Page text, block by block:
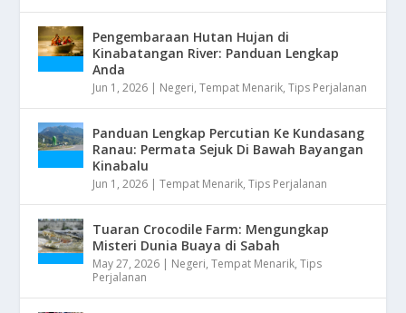
Pengembaraan Hutan Hujan di
Kinabatangan River: Panduan Lengkap
Anda
Jun 1, 2026 | Negeri,Tempat Menarik,Tips Perjalanan
Panduan Lengkap Percutian Ke Kundasang
Ranau: Permata Sejuk Di Bawah Bayangan
Kinabalu
Jun 1, 2026 |Tempat Menarik,Tips Perjalanan
Tuaran Crocodile Farm: Mengungkap
Misteri Dunia Buaya di Sabah
May 27, 2026 | Negeri,Tempat Menarik,Tips
Perjalanan